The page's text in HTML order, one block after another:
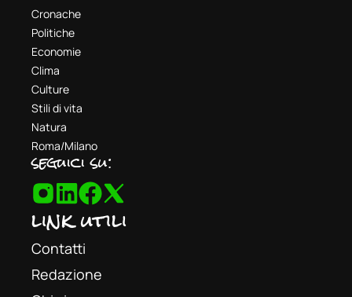
Cronache
Politiche
Economie
Clima
Culture
Stili di vita
Natura
Roma/Milano
seguici su:
link utili
Contatti
Redazione